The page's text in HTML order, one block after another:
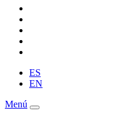
ES
EN
Menú